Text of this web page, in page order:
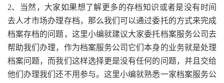
2、当然，大家如果想了解更多的存档知识或者是没有时间
去人才市场办理存档，那么我们可以通过委托的方式来完成
档案存档的问题，这里小编就建议大家委托档案服务公司去
帮助我们办理，作为档案服务公司它们本身的业务就是处理
档案问题，而我们这样选择更是没有任何的问题，并且交给
他们办理我们还不用参与。这里小编就熟悉一家档案服务公